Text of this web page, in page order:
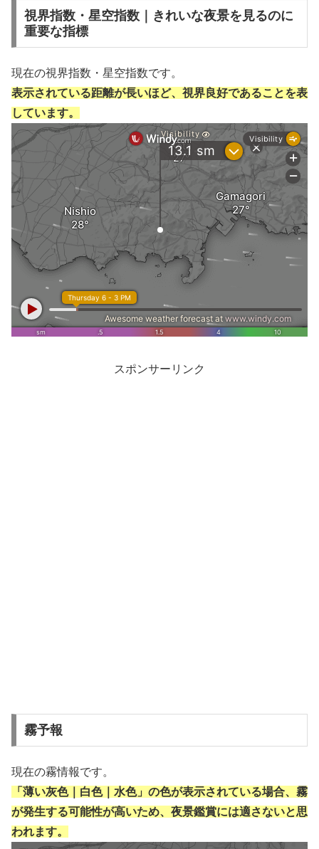
視界指数・星空指数｜きれいな夜景を見るのに
重要な指標
現在の視界指数・星空指数です。
表示されている距離が長いほど、視界良好であることを表
しています。
スポンサーリンク
霧予報
現在の霧情報です。
「薄い灰色｜白色｜水色」の色が表示されている場合、霧
が発生する可能性が高いため、夜景鑑賞には適さないと思
われます。